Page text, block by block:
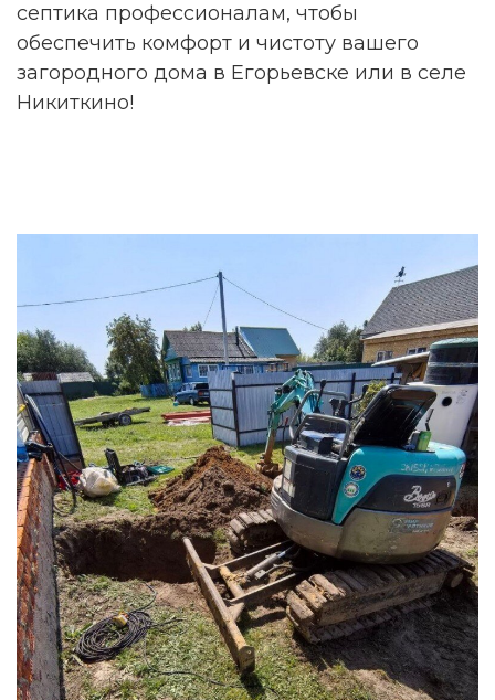
септика профессионалам, чтобы
обеспечить комфорт и чистоту вашего
загородного дома в Егорьевске или в селе
Никиткино!